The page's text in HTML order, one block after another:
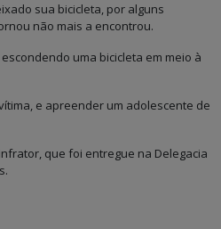
sua bicicleta, por alguns
não mais a encontrou.
uma bicicleta em meio à
e apreender um adolescente de
que foi entregue na Delegacia